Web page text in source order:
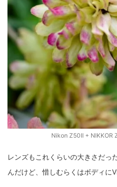
Nikon Z50II + NIKKOR
レンズもこれくらいの大きさだっ
んだけど、惜しむらくはボディに